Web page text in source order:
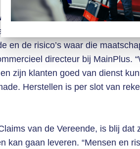
aanwezig’
genoemd, is niet
en de risico’s waar die
directeur bij MainPlus.
zijn klanten goed van dienst
Herstellen is per slot van
van de Vereende, is blij dat
kan gaan leveren. “Mensen en